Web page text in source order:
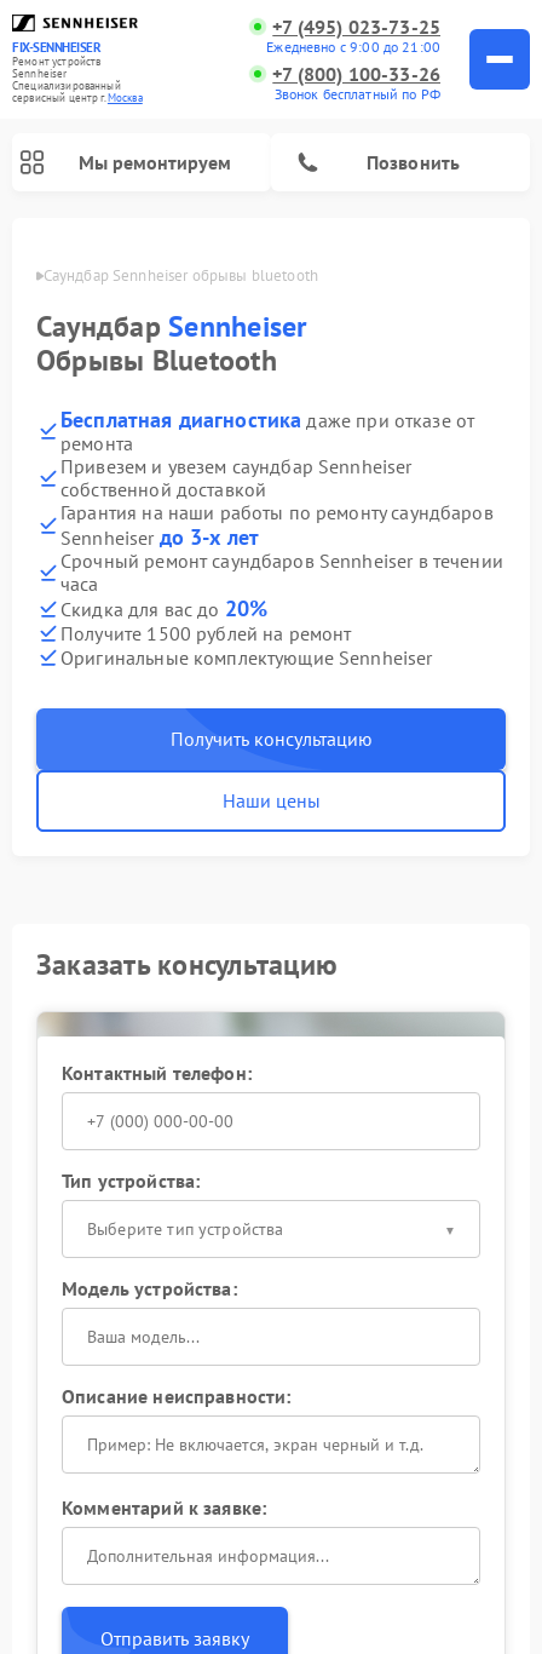
FIX-SENNHEISER
Ремонт устройств
Sennheiser
Специализированный
cервисный центр г.Москва
+7 (495) 023-73-25
Ежедневно с 9:00 до 21:00
+7 (800) 100-33-26
Звонок бесплатный по РФ
Мы ремонтируем Позвонить
Саундбар Sennheiser обрывы bluetooth
СаундбарSennheiser
Обрывы Bluetooth
Бесплатная диагностика даже при отказе от
ремонта
Привезем и увезем саундбар Sennheiser
собственной доставкой
Гарантия на наши работы по ремонту саундбаров
Sennheiser до 3-х лет
Срочный ремонт саундбаров Sennheiser в течении
часа
Скидка для вас до 20%
Получите 1500 рублей на ремонт
Оригинальные комплектующие Sennheiser
Получить консультацию
Наши цены
Заказать консультацию
Контактный телефон:
Тип устройства:
Выберите тип устройства
Модель устройства:
Описание неисправности:
Комментарий к заявке:
Отправить заявку